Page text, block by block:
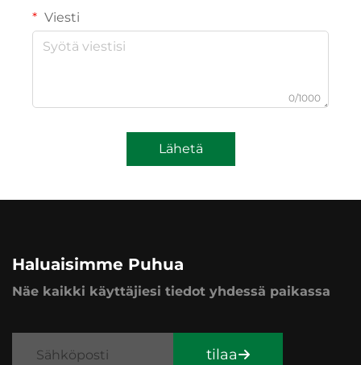
Viesti
0/1000
Lähetä
Haluaisimme Puhua
Näe kaikki käyttäjiesi tiedot yhdessä paikassa
tilaa